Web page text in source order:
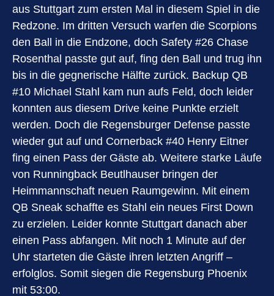
aus Stuttgart zum ersten Mal in diesem Spiel in die
Redzone. Im dritten Versuch warfen die Scorpions
den Ball in die Endzone, doch Safety #26 Chase
Rosenthal passte gut auf, fing den Ball und trug ihn
bis in die gegnerische Hälfte zurück. Backup QB
#10 Michael Stahl kam nun aufs Feld, doch leider
konnten aus diesem Drive keine Punkte erzielt
werden. Doch die Regensburger Defense passte
wieder gut auf und Cornerback #40 Henry Eitner
fing einen Pass der Gäste ab. Weitere starke Läufe
von Runningback Beutlhauser bringen der
Heimmannschaft neuen Raumgewinn. Mit einem
QB Sneak schaffte es Stahl ein neues First Down
zu erzielen. Leider konnte Stuttgart danach aber
einen Pass abfangen. Mit noch 1 Minute auf der
Uhr starteten die Gäste ihren letzten Angriff –
erfolglos. Somit siegen die Regensburg Phoenix
mit 53:00.